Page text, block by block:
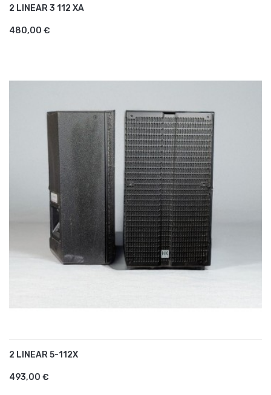
2 LINEAR 3 112 XA
480,00 €
2 LINEAR 5-112X
493,00 €